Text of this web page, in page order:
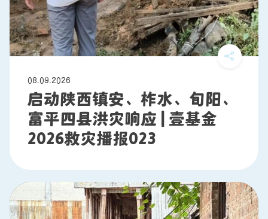
08.09.2026
启动陕西镇安、柞水、旬阳、
富平四县洪灾响应 | 壹基金
2026救灾播报023